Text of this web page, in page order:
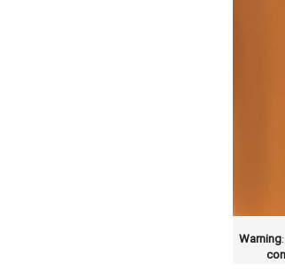
Warning